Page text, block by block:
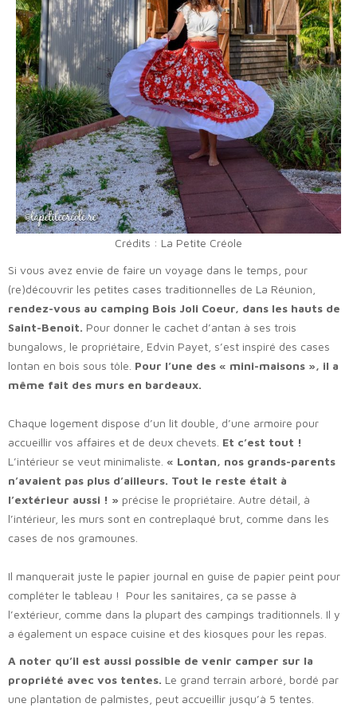
Crédits : La Petite Créole
Si vous avez envie de faire un voyage dans le temps, pour
(re)découvrir les petites cases traditionnelles de La Réunion,
rendez-vous au camping Bois Joli Coeur, dans les hauts de
Saint-Benoît. Pour donner le cachet d’antan à ses trois
bungalows, le propriétaire, Edvin Payet, s’est inspiré des cases
lontan en bois sous tôle. Pour l’une des « mini-maisons », il a
même fait des murs en bardeaux.
Chaque logement dispose d’un lit double, d’une armoire pour
accueillir vos affaires et de deux chevets. Et c’est tout !
L’intérieur se veut minimaliste. « Lontan, nos grands-parents
n’avaient pas plus d’ailleurs. Tout le reste était à
l’extérieur aussi ! » précise le propriétaire. Autre détail, à
l’intérieur, les murs sont en contreplaqué brut, comme dans les
cases de nos gramounes.
Il manquerait juste le papier journal en guise de papier peint pour
compléter le tableau ! Pour les sanitaires, ça se passe à
l’extérieur, comme dans la plupart des campings traditionnels. Il y
a également un espace cuisine et des kiosques pour les repas.
A noter qu’il est aussi possible de venir camper sur la
propriété avec vos tentes. Le grand terrain arboré, bordé par
une plantation de palmistes, peut accueillir jusqu’à 5 tentes.